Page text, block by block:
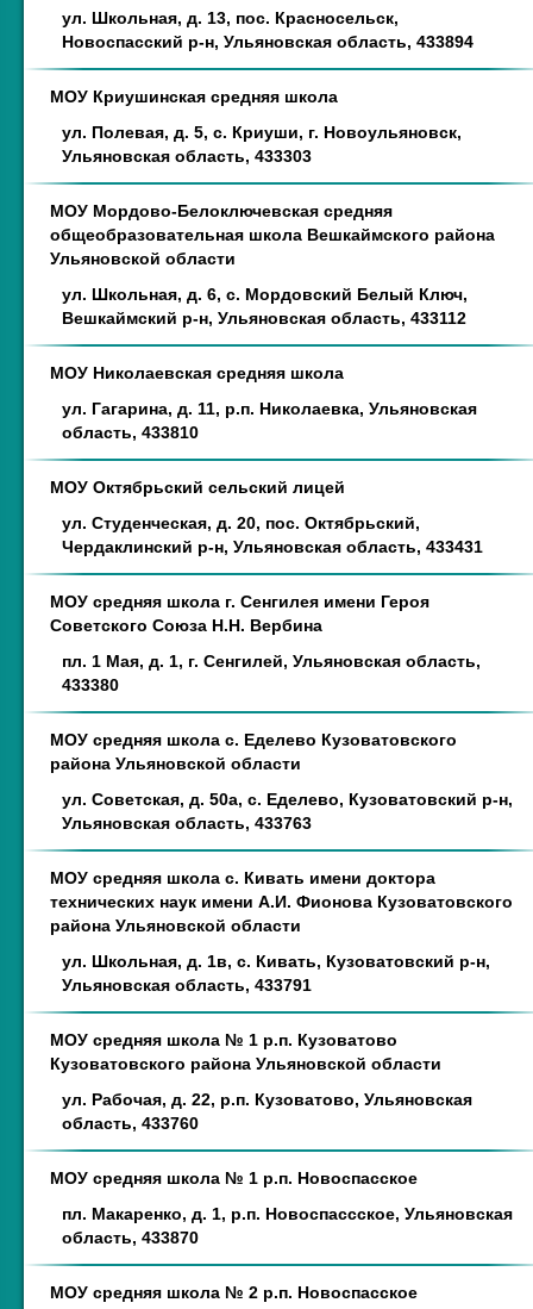
ул. Школьная, д. 13, пос. Красносельск,
Новоспасский р-н, Ульяновская область, 433894
МОУ Криушинская средняя школа
ул. Полевая, д. 5, с. Криуши, г. Новоульяновск,
Ульяновская область, 433303
МОУ Мордово-Белоключевская средняя
общеобразовательная школа Вешкаймского района
Ульяновской области
ул. Школьная, д. 6, с. Мордовский Белый Ключ,
Вешкаймский р-н, Ульяновская область, 433112
МОУ Николаевская средняя школа
ул. Гагарина, д. 11, р.п. Николаевка, Ульяновская
область, 433810
МОУ Октябрьский сельский лицей
ул. Студенческая, д. 20, пос. Октябрьский,
Чердаклинский р-н, Ульяновская область, 433431
МОУ средняя школа г. Сенгилея имени Героя
Советского Союза Н.Н. Вербина
пл. 1 Мая, д. 1, г. Сенгилей, Ульяновская область,
433380
МОУ средняя школа с. Еделево Кузоватовского
района Ульяновской области
ул. Советская, д. 50а, с. Еделево, Кузоватовский р-н,
Ульяновская область, 433763
МОУ средняя школа с. Кивать имени доктора
технических наук имени А.И. Фионова Кузоватовского
района Ульяновской области
ул. Школьная, д. 1в, с. Кивать, Кузоватовский р-н,
Ульяновская область, 433791
МОУ средняя школа № 1 р.п. Кузоватово
Кузоватовского района Ульяновской области
ул. Рабочая, д. 22, р.п. Кузоватово, Ульяновская
область, 433760
МОУ средняя школа № 1 р.п. Новоспасское
пл. Макаренко, д. 1, р.п. Новоспассское, Ульяновская
область, 433870
МОУ средняя школа № 2 р.п. Новоспасское